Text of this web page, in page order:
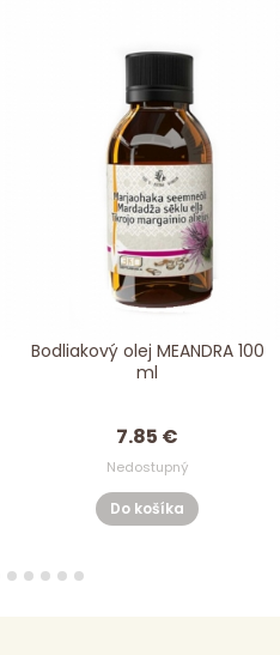
Bodliakový olej MEANDRA 100
ml
7.85 €
Nedostupný
Do košíka